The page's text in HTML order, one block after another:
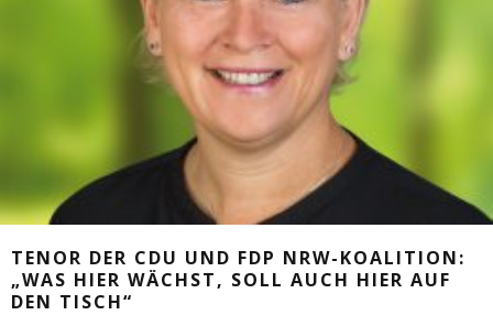
TENOR DER CDU UND FDP NRW-KOALITION:
„WAS HIER WÄCHST, SOLL AUCH HIER AUF
DEN TISCH“